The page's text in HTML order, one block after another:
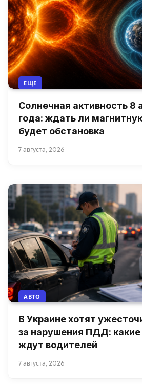
ЕЩЕ
Солнечная активность 8
года: ждать ли
будет обстановка
7 августа, 2026
АВТО
В Украине хотят
за нарушения ПДД:
ждут водителей
7 августа, 2026